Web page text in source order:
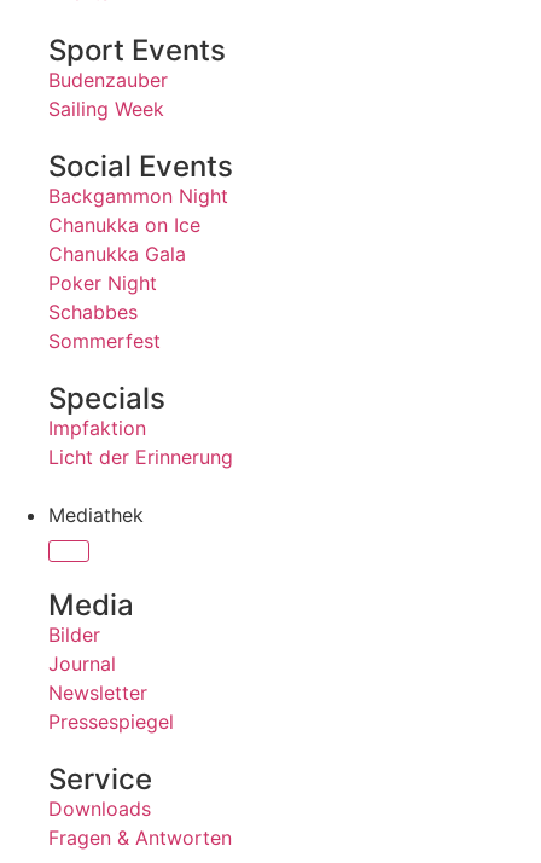
Sport Events
Budenzauber
Sailing Week
Social Events
Backgammon Night
Chanukka on Ice
Chanukka Gala
Poker Night
Schabbes
Sommerfest
Specials
Impfaktion
Licht der Erinnerung
Mediathek
Media
Bilder
Journal
Newsletter
Pressespiegel
Service
Downloads
Fragen & Antworten